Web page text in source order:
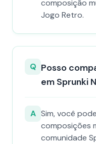
composição
Jogo Retro.
Q Posso
em Sprunki
A Sim, você
composições
comunidade